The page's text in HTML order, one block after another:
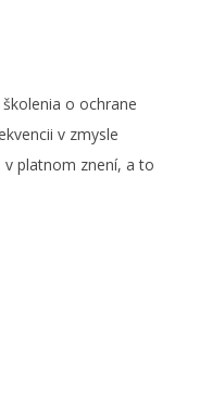
o ochrane
v zmysle
v platnom znení, a to